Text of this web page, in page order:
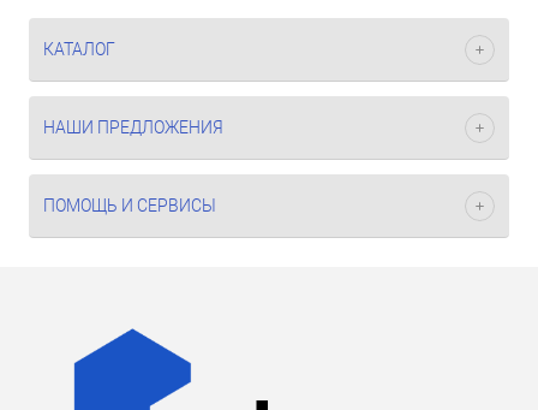
КАТАЛОГ
НАШИ ПРЕДЛОЖЕНИЯ
ПОМОЩЬ И СЕРВИСЫ